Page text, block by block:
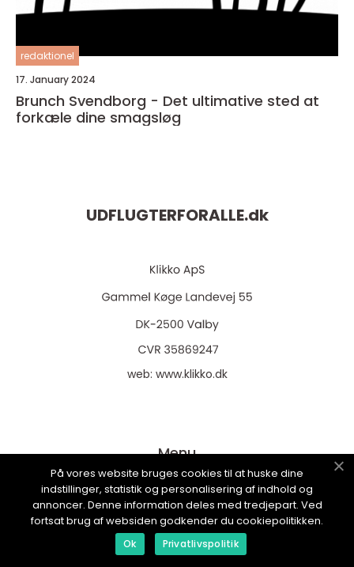
redaktionel
17. January 2024
Brunch Svendborg - Det ultimative sted at
forkæle dine smagsløg
UDFLUGTERFORALLE.dk
web: www.klikko.dk
Menu
Annoncering
Om os
Cookies
På vores website bruges cookies til at huske dine
indstillinger, statistik og personalisering af indhold og
annoncer. Denne information deles med tredjepart. Ved
fortsat brug af websiden godkender du cookiepolitikken.
Ok Privatlivspolitik